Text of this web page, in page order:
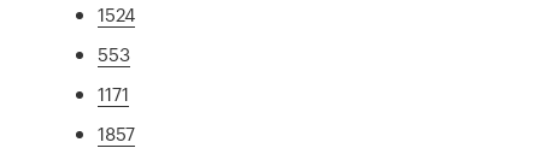
1524
553
1171
1857